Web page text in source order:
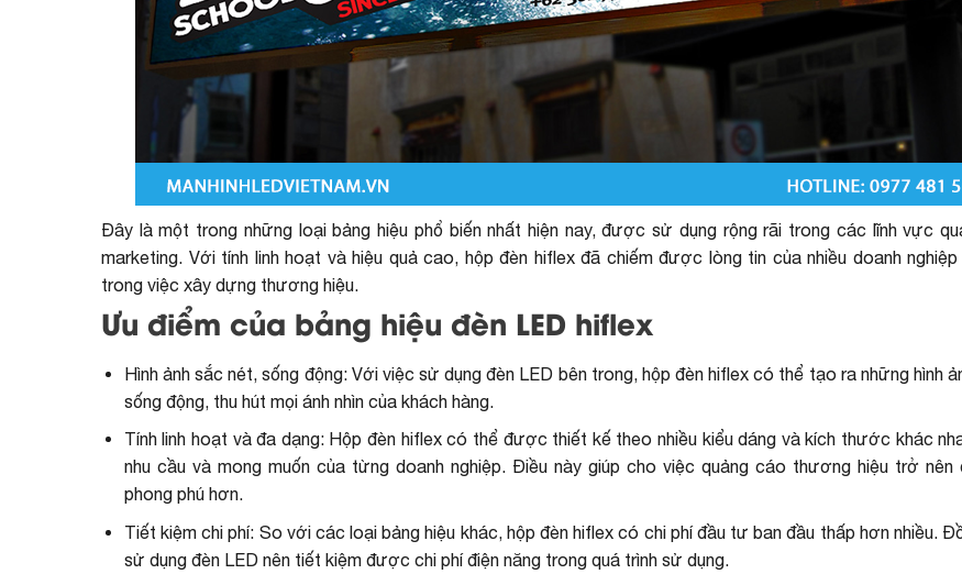
Đây là một trong những loại bảng hiệu phổ biến nhất hiện nay, được sử dụng rộng rãi trong các lĩnh vực
marketing. Với tính linh hoạt và hiệu quả cao, hộp đèn hiflex đã chiếm được lòng tin của nhiều doanh
trong việc xây dựng thương hiệu.
Ưu điểm của bảng hiệu đèn LED hiflex
Hình ảnh sắc nét, sống động: Với việc sử dụng đèn LED bên trong, hộp đèn hiflex có thể tạo ra những hình
sống động, thu hút mọi ánh nhìn của khách hàng.
Tính linh hoạt và đa dạng: Hộp đèn hiflex có thể được thiết kế theo nhiều kiểu dáng và kích thước khác
nhu cầu và mong muốn của từng doanh nghiệp. Điều này giúp cho việc quảng cáo thương hiệu trở nên
phong phú hơn.
Tiết kiệm chi phí: So với các loại bảng hiệu khác, hộp đèn hiflex có chi phí đầu tư ban đầu thấp hơn nhiều.
sử dụng đèn LED nên tiết kiệm được chi phí điện năng trong quá trình sử dụng.